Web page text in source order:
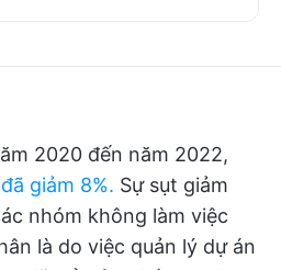
2020 đến năm 2022,
giảm 8%. Sự sụt giảm
nhóm không làm việc
là do việc quản lý dự án